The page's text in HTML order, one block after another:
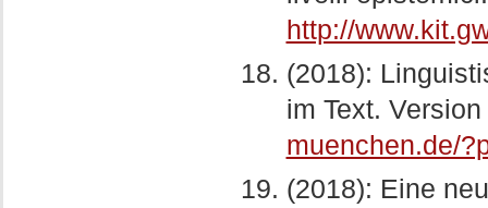
http://
(2018):
im Text.
muenchen.de/
(2018): Eine